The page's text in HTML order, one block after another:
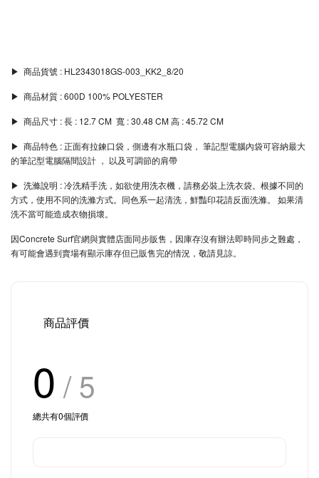
▶︎ 商品貨號 : HL2343018GS-003_KK2_8/20
▶︎ 商品材質 : 600D 100% POLYESTER
▶︎ 商品尺寸 : 長 : 12.7 CM 寬 : 30.48 CM 高 : 45.72 CM
▶︎ 商品特色 : 正面有拉鍊口袋，側邊有水瓶口袋， 筆記型電腦內袋可容納最大
的筆記型電腦隔間設計 ， 以及可調節的肩帶
▶︎ 洗滌說明 : 冷洗精手洗，如欲使用洗衣機，請務必裝上洗衣袋。根據不同的
方式，使用不同的洗滌方式。同色系一起清洗，鮮豔印花請反面洗滌。 如果清
洗不當可能造成衣物損壞。
因Concrete Surf官網與實體店面同步販售，因庫存沒有辦法即時同步之難處，
有可能會遇到賣場有顯示庫存但已販售完的情況，敬請見諒。
商品評價
0 / 5
總共有0個評價